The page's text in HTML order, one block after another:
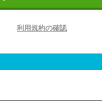
利用規約の確認